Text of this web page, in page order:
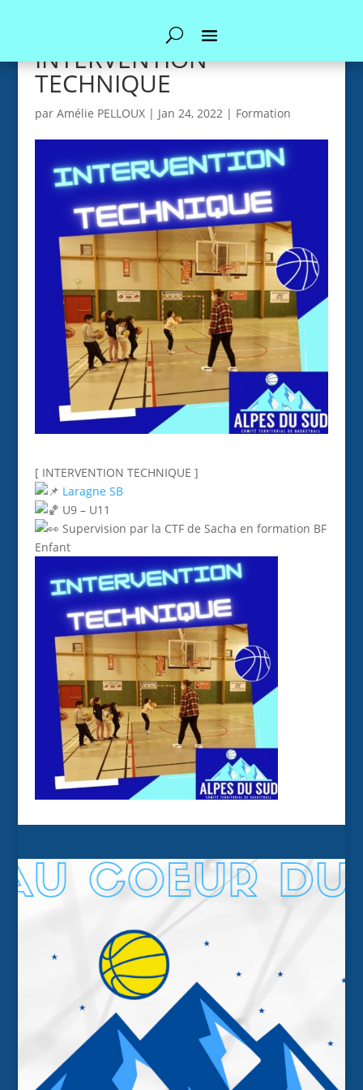
INTERVENTION
TECHNIQUE
par Amélie PELLOUX| Jan 24, 2022| Formation
[ INTERVENTION TECHNIQUE ]
Laragne SB
U9 – U11
Supervision par la CTF de Sacha en formation BF
Enfant